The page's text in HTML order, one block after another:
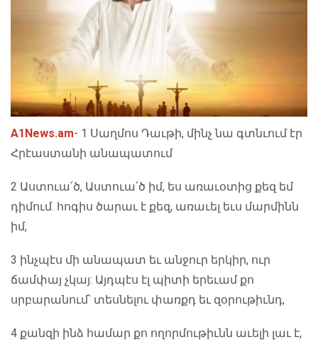
A1News.am- 1 Սաղմոս Դաւթի, մինչ նա գտնւում էր
Հրէաստանի անապատում
2 Աստուա՛ծ, Աստուա՛ծ իմ, ես առաւօտից քեզ եմ
դիմում. հոգիս ծարաւ է քեզ, առաւել եւս մարմինն
իմ,
3 ինչպէս մի անապատ եւ անջուր երկիր, ուր
ճամփայ չկայ: Այդպէս էլ պիտի երեւամ քո
սրբարանում՝ տեսնելու փառքդ եւ զօրութիւնդ,
4 քանզի ինձ համար քո ողորմութիւնն աւելի լաւ է,